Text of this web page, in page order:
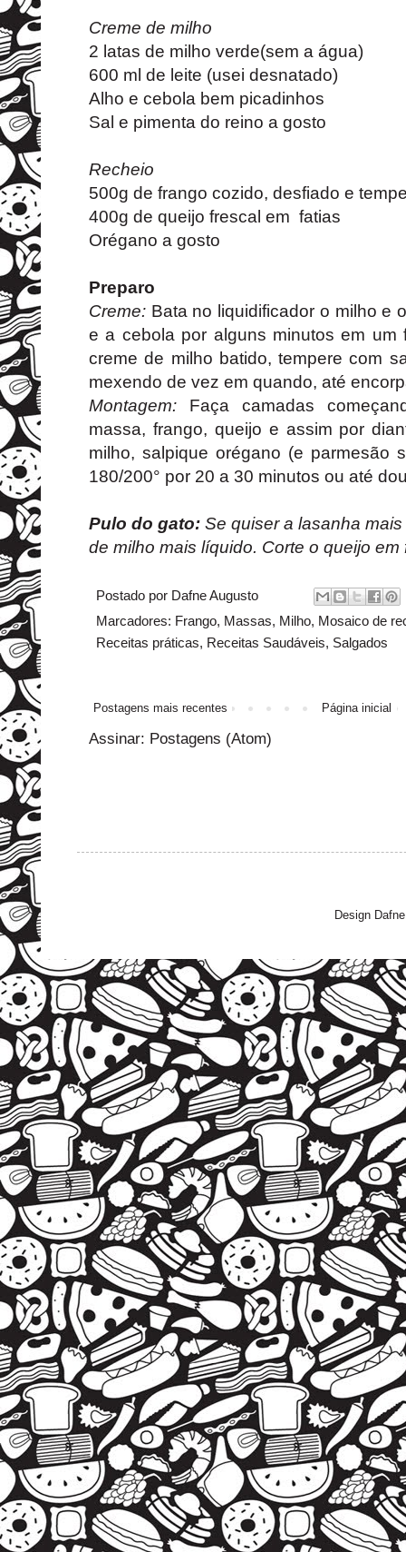
Creme de milho
2 latas de milho verde(sem a água)
600 ml de leite (usei desnatado)
Alho e cebola bem picadinhos
Sal e pimenta do reino a gosto
Recheio
500g de frango cozido, desfiado e
400g de queijo frescal em fatias
Orégano a gosto
Preparo
Creme: Bata no liquidificador o milho e
e a cebola por alguns minutos em um
creme de milho batido, tempere com
mexendo de vez em quando, até
Montagem: Faça camadas
massa, frango, queijo e assim por
milho, salpique orégano (e parmesão
180/200° por 20 a 30 minutos ou até
Pulo do gato: Se quiser a lasanha
de milho mais líquido. Corte o queijo em
Postado por Dafne Augusto
Marcadores: Frango, Massas, Milho, Mosaico de
Receitas práticas, Receitas Saudáveis, Salgados
Postagens mais recentes Página inicial
Assinar: Postagens (Atom)
Design